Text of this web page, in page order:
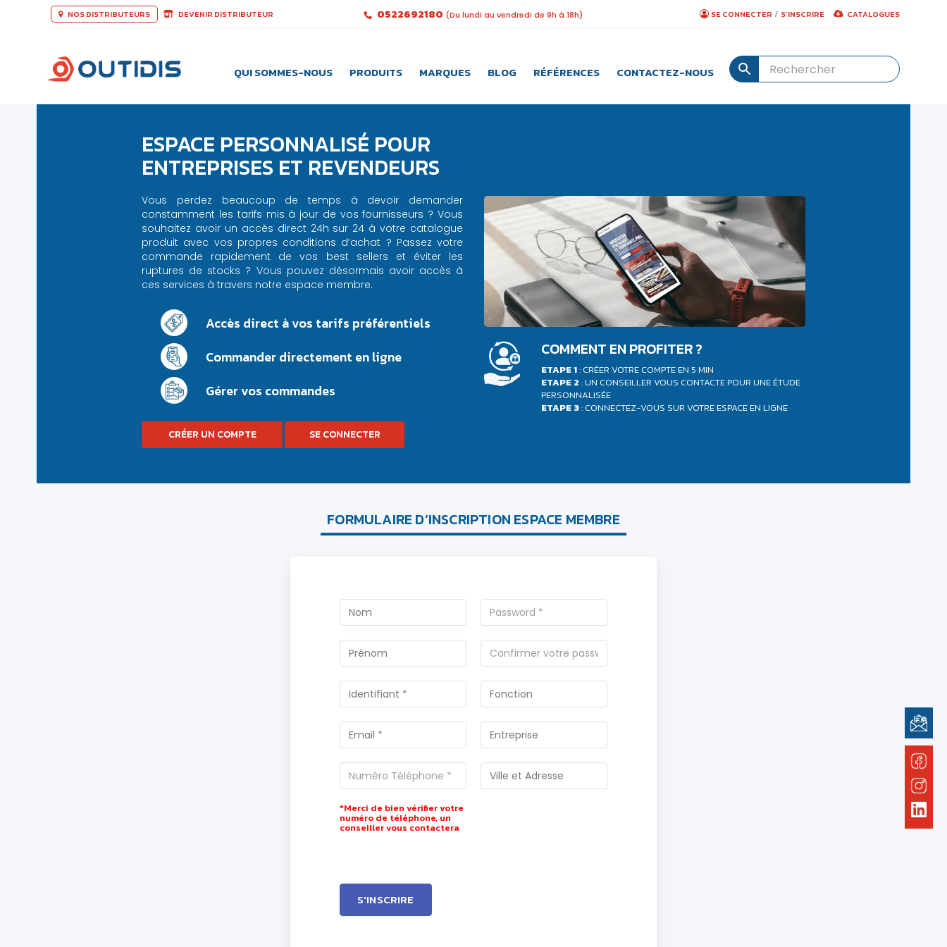
NOS DISTRIBUTEURS DEVENIR DISTRIBUTEUR 0522692180 (Du lundi au vendredi de 9h à 18h) SE CONNECTER / S’INSCRIRE CATALOGUES
QUI SOMMES-NOUS PRODUITS MARQUES BLOG RÉFÉRENCES CONTACTEZ-NOUS
ESPACE PERSONNALISÉ POUR
ENTREPRISES ET REVENDEURS
Vous perdez beaucoup de temps à devoir demander
constamment les tarifs mis à jour de vos fournisseurs ? Vous
souhaitez avoir un accès direct 24h sur 24 à votre catalogue
produit avec vos propres conditions d’achat ? Passez votre
commande rapidement de vos best sellers et éviter les
ruptures de stocks ? Vous pouvez désormais avoir accès à
ces services à travers notre espace membre.
Accès direct à vos tarifs préférentiels
Commander directement en ligne
Gérer vos commandes
CRÉER UN COMPTE SE CONNECTER
COMMENT EN PROFITER ?
ETAPE 1: CRÉER VOTRE COMPTE EN 5 MIN
ETAPE 2 : UN CONSEILLER VOUS CONTACTE POUR UNE ÉTUDE
PERSONNALISÉE
ETAPE 3: CONNECTEZ-VOUS SUR VOTRE ESPACE EN LIGNE
FORMULAIRE D’INSCRIPTION ESPACE MEMBRE
*Merci de bien vérifier votre
numéro de téléphone, un
conseiller vous contactera
S'INSCRIRE